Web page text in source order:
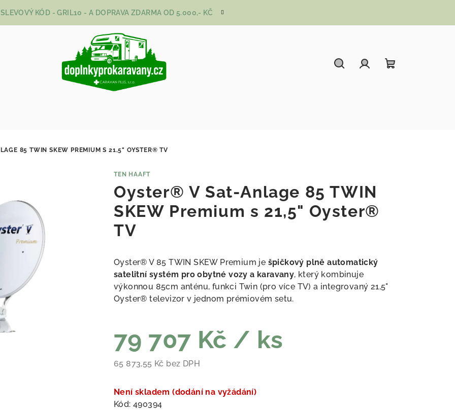
SLEVOVÝ KÓD - GRIL10 - A DOPRAVA ZDARMA OD 5.000,- KČ
85 TWIN SKEW PREMIUM S 21,5" OYSTER® TV
TEN HAAFT
Oyster® V Sat-Anlage 85 TWIN
SKEW Premium s 21,5" Oyster®
TV
Oyster® V 85 TWIN SKEW Premium je špičkový plně automatický
satelitní systém pro obytné vozy a karavany, který kombinuje
výkonnou 85cm anténu, funkci Twin (pro více TV) a integrovaný 21,5"
Oyster® televizor v jednom prémiovém setu.
79 707 Kč / ks
65 873,55 Kč bez DPH
Není skladem (dodání na vyžádání)
Kód: 490394